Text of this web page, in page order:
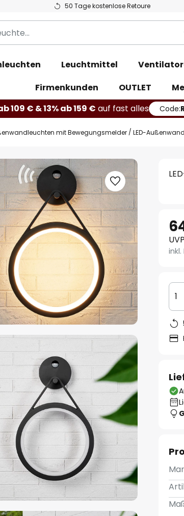
50 Tage kostenlose Retoure
Leuchtmittel
Firmenkunden
OUTLET
109 € & 13% ab 159 € auf fast alles Code:
mit Bewegungsmelder LED-
inkl.
1